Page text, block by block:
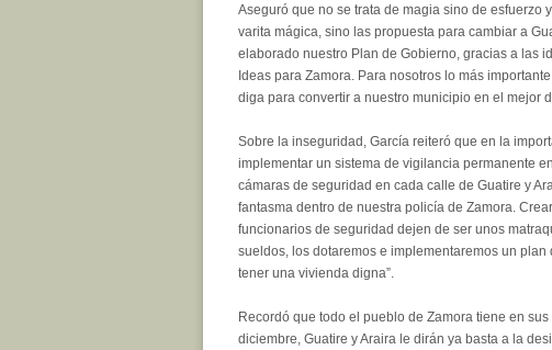
Aseguró que no se trata de magia sino de esfuerzo
varita mágica, sino las propuesta para cambiar a
elaborado nuestro Plan de Gobierno, gracias a las
Ideas para Zamora. Para nosotros lo más
diga para convertir a nuestro municipio en el mejor
Sobre la inseguridad, García reiteró que en la
implementar un sistema de vigilancia permanente
cámaras de seguridad en cada calle de Guatire y
fantasma dentro de nuestra policía de Zamora.
funcionarios de seguridad dejen de ser unos
sueldos, los dotaremos e implementaremos un
tener una vivienda digna”.
Recordó que todo el pueblo de Zamora tiene en
diciembre, Guatire y Araira le dirán ya basta a la